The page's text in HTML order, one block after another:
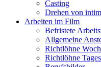
Casting
Drehen von
Arbeiten im Film
Befristete
Allgemeine
Richtlöhne
Richtlöhne